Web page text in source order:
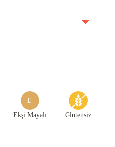
E
Ekşi Mayalı Glutensiz